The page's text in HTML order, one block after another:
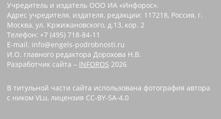
Учредитель и издатель ООО ИА «Инфорос».
Адрес учредителя, издателя, редакции: 117218, Россия, г.
Москва, ул. Кржижановского, д.13, кор. 2
Телефон: +7 (495) 718-84-11
E-mail: info@engels-podrobnosti.ru
И.О. главного редактора Дорохова Н.В.
Разработчик сайта – INFOROS 2026
В титульной части сайта использована фотография автора
с ником VLu, лицензия CC-BY-SA-4.0